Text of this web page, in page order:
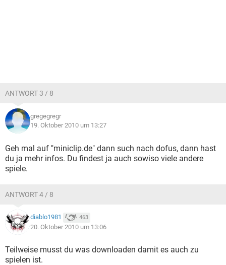
ANTWORT 3 / 8
gregegregr
19. Oktober 2010 um 13:27
Geh mal auf "miniclip.de" dann such nach dofus, dann hast
du ja mehr infos. Du findest ja auch sowiso viele andere
spiele.
ANTWORT 4 / 8
diablo1981 463
20. Oktober 2010 um 13:06
Teilweise musst du was downloaden damit es auch zu
spielen ist.